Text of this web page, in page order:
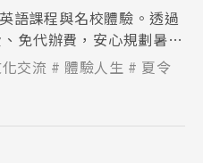
語課程與名校體驗。透過
免代辦費，安心規劃暑期
交流 體驗人生
夏令